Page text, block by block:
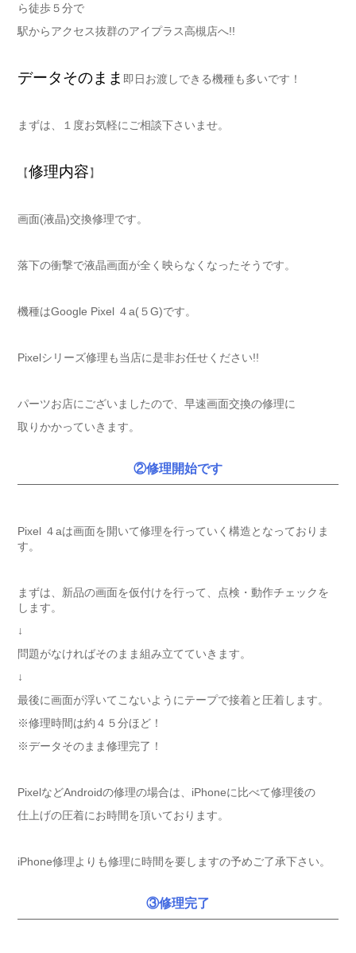
ら徒歩５分で
駅からアクセス抜群のアイプラス高槻店へ!!
データそのまま 即日お渡しできる機種も多いです！
まずは、１度お気軽にご相談下さいませ。
【修理内容】
画面(液晶)交換修理です。
落下の衝撃で液晶画面が全く映らなくなったそうです。
機種はGoogle Pixel ４a(５G)です。
Pixelシリーズ修理も当店に是非お任せください!!
パーツお店にございましたので、早速画面交換の修理に
取りかかっていきます。
②修理開始です
Pixel ４aは画面を開いて修理を行っていく構造となっておりま
す。
まずは、新品の画面を仮付けを行って、点検・動作チェックを
します。
↓
問題がなければそのまま組み立てていきます。
↓
最後に画面が浮いてこないようにテープで接着と圧着します。
※修理時間は約４５分ほど！
※データそのまま修理完了！
PixelなどAndroidの修理の場合は、iPhoneに比べて修理後の
仕上げの圧着にお時間を頂いております。
iPhone修理よりも修理に時間を要しますの予めご了承下さい。
③修理完了